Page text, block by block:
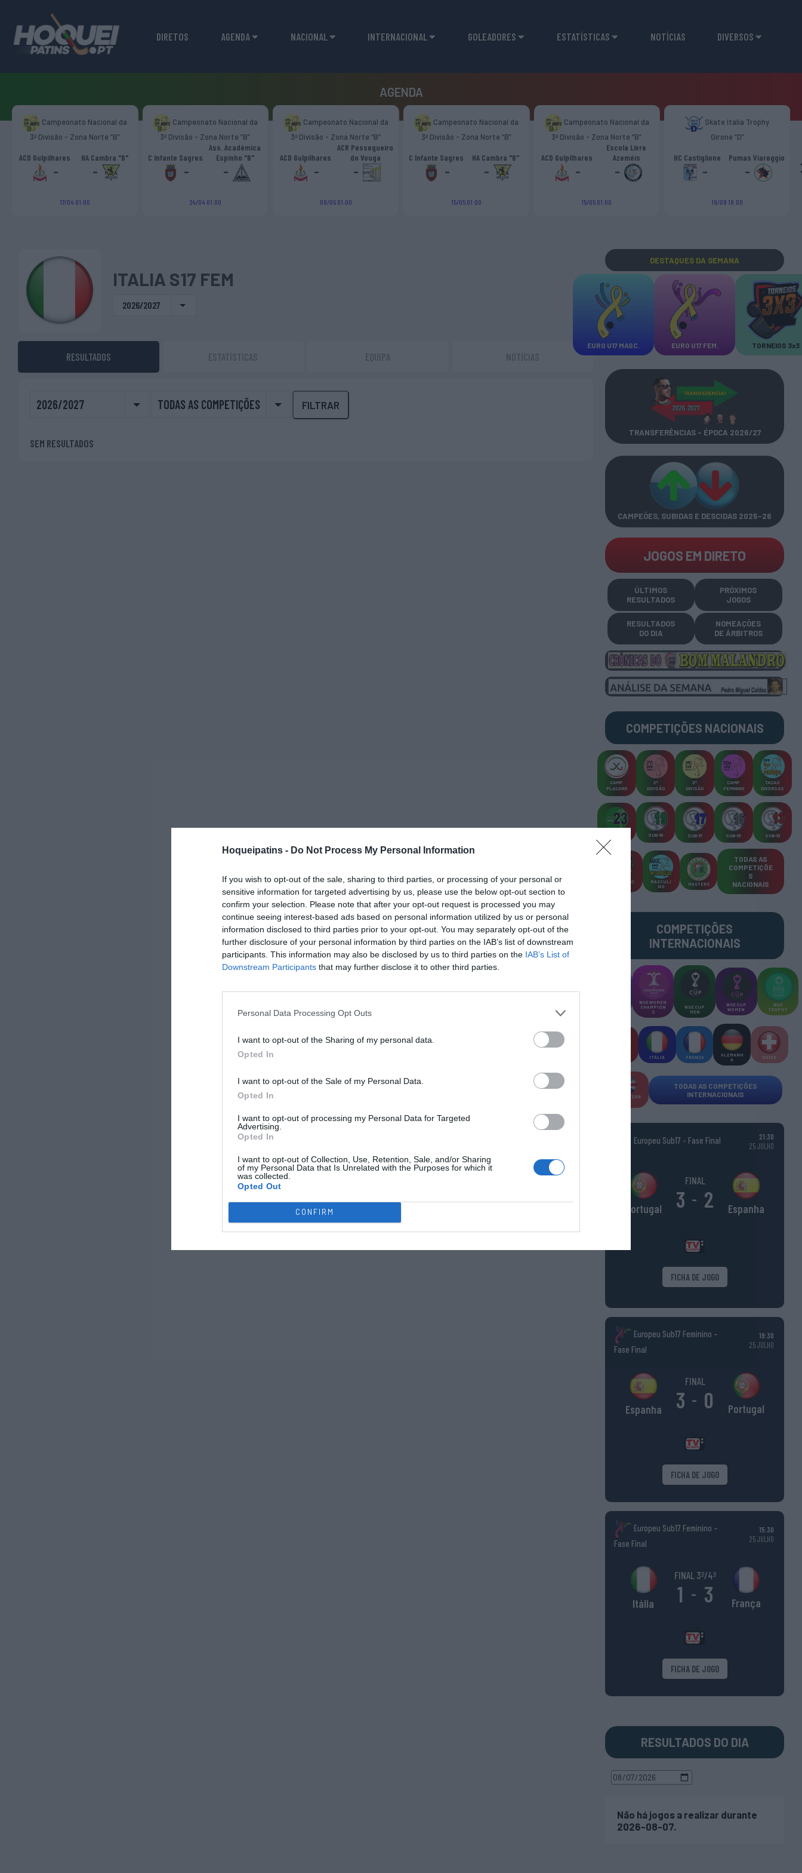
Hoqueipatins - Do Not Process My Personal Information
If you wish to opt-out of the sale, sharing to third parties, or processing of your personal or
sensitive information for targeted advertising by us, please use the below opt-out section to
confirm your selection. Please note that after your opt-out request is processed you may
continue seeing interest-based ads based on personal information utilized by us or personal
information disclosed to third parties prior to your opt-out. You may separately opt-out of the
further disclosure of your personal information by third parties on the IAB’s list of downstream
participants. This information may also be disclosed by us to third parties on the IAB’s List of
Downstream Participants that may further disclose it to other third parties.
Personal Data Processing Opt Outs
I want to opt-out of the Sharing of my personal data.
Opted In
I want to opt-out of the Sale of my Personal Data.
Opted In
I want to opt-out of processing my Personal Data for Targeted
Advertising.
Opted In
I want to opt-out of Collection, Use, Retention, Sale, and/or Sharing
of my Personal Data that Is Unrelated with the Purposes for which it
was collected.
Opted Out
CONFIRM
DIRETOS AGENDA NACIONAL INTERNACIONAL GOLEADORES ESTATÍSTICAS NOTÍCIAS DIVERSOS
AGENDA
Campeonato Nacional da
3ª Divisão - Zona Norte “B”
ACD Gulpilhares
-
HA Cambra "B"
-
17/04 01:00
Campeonato Nacional da
3ª Divisão - Zona Norte “B”
C Infante Sagres
-
Ass. Académica
Espinho "B"
-
24/04 01:00
Campeonato Nacional da
3ª Divisão - Zona Norte “B”
ACD Gulpilhares
-
ACR Pessegueiro
do Vouga
-
09/05 01:00
Campeonato Nacional da
3ª Divisão - Zona Norte “B”
C Infante Sagres
-
HA Cambra "B"
-
15/05 01:00
Campeonato Nacional da
3ª Divisão - Zona Norte “B”
ACD Gulpilhares
-
Escola Livre
Azeméis
-
15/05 01:00
Skate Italia Trophy
Girone “D”
HC Castiglione
-
Pumas Viareggio
-
19/09 18:00
ITALIA S17 FEM
2026/2027
RESULTADOS ESTATÍSTICAS EQUIPA NOTÍCIAS
2026/2027 TODAS AS COMPETIÇÕES FILTRAR
SEM RESULTADOS
DESTAQUES DA SEMANA
EURO U17 MASC. EURO U17 FEM. TORNEIOS 3x3
TRANSFERÊNCIAS - ÉPOCA 2026/27
CAMPEÕES, SUBIDAS E DESCIDAS 2025-26
JOGOS EM DIRETO
ÚLTIMOS
RESULTADOS
PRÓXIMOS
JOGOS
RESULTADOS
DO DIA
NOMEAÇÕES
DE ÁRBITROS
COMPETIÇÕES NACIONAIS
CAMP.
PLACARD
2ª
DIVISÃO
3ª
DIVISÃO
CAMP.
FEMININO
TAÇAS
DIVERSAS
SUB-19 SUB-17 SUB-15 SUB-13
TORNEIO
MASCULI
NO
MASTERS
TODAS AS
COMPETIÇÕE
S
NACIONAIS
COMPETIÇÕES
INTERNACIONAIS
WSE WOMEN
CHAMPION
S
WSE CUP
MEN
WSE CUP
WOMEN
WSE
TROPHY
ITÁLIA FRANÇA
ALEMANH
A
SUÍÇA
INGLATERR
TODAS AS COMPETIÇÕES
INTERNACIONAIS
Europeu Sub17 - Fase Final
21:30
25 JULHO
Portugal
FINAL
3 - 2 Espanha
FICHA DE JOGO
Europeu Sub17 Feminino –
Fase Final
19:30
25 JULHO
Espanha
FINAL
3 - 0 Portugal
FICHA DE JOGO
Europeu Sub17 Feminino –
Fase Final
15:30
25 JULHO
Itália
FINAL 3º/4º
1 - 3 França
FICHA DE JOGO
RESULTADOS DO DIA
Não há jogos a realizar durante
2026-08-07.